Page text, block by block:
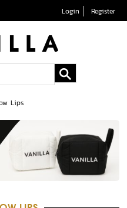
Login Register
Lips